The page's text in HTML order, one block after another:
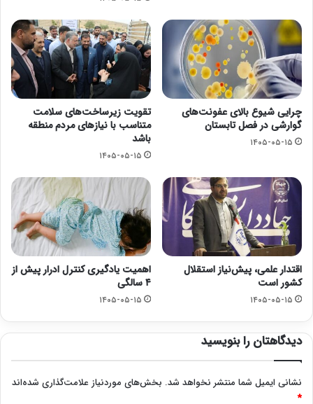
چرایی شیوع بالای عفونت‌های
گوارشی در فصل تابستان
۱۴۰۵-۰۵-۱۵
تقویت زیرساخت‌های سلامت
متناسب با نیازهای مردم منطقه
باشد
۱۴۰۵-۰۵-۱۵
اقتدار علمی، پیش‌نیاز استقلال
کشور است
۱۴۰۵-۰۵-۱۵
اهمیت یادگیری کنترل ادرار پیش از
۴ سالگی
۱۴۰۵-۰۵-۱۵
دیدگاهتان را بنویسید
نشانی ایمیل شما منتشر نخواهد شد. بخش‌های موردنیاز علامت‌گذاری شده‌اند
*